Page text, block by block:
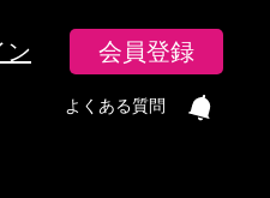
ン 会員登録
よくある質問